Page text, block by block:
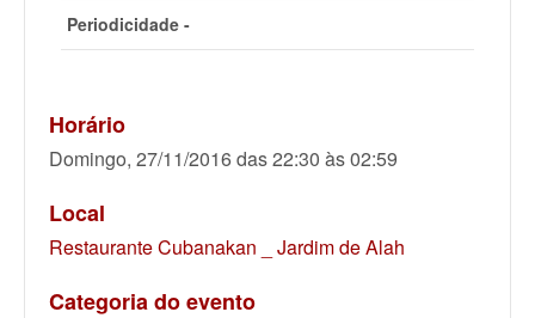
Periodicidade -
Horário
Domingo, 27/11/2016 das 22:30 às 02:59
Local
Restaurante Cubanakan _ Jardim de Alah
Categoria do evento